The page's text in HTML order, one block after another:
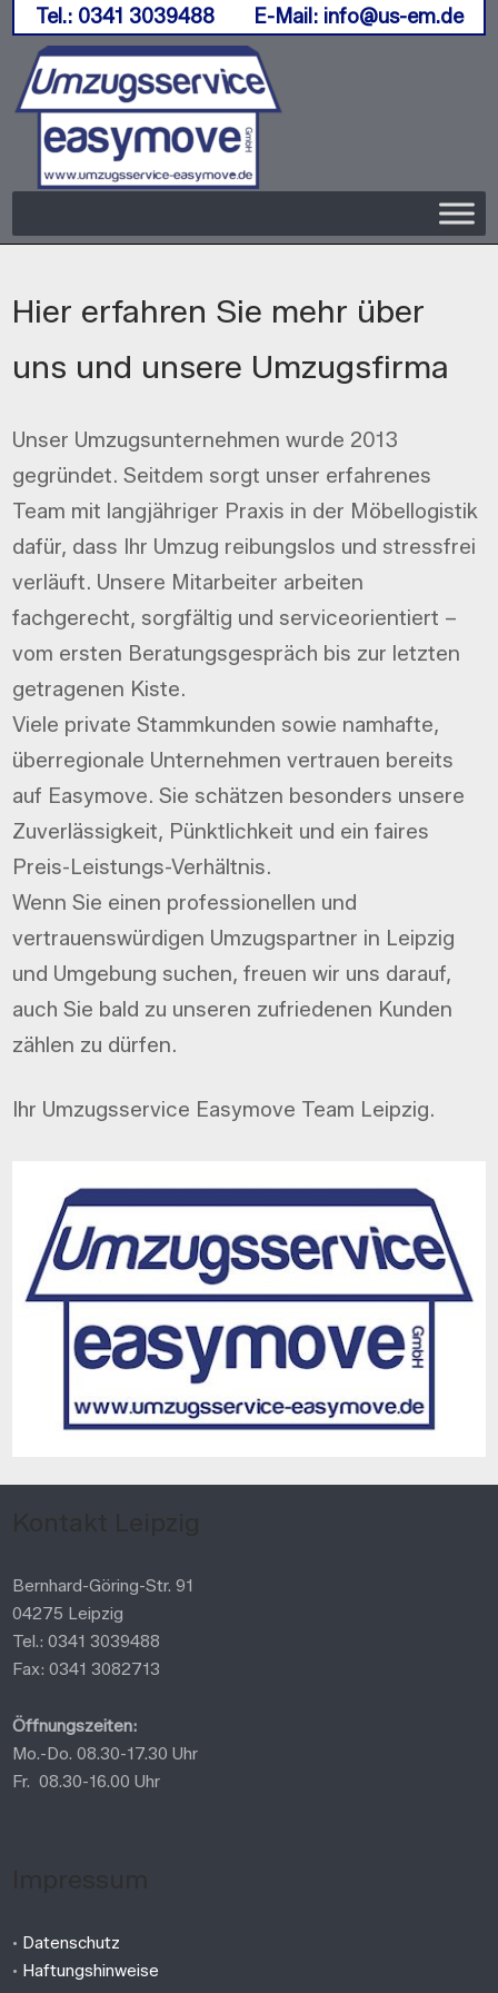
to
content
Tel.: 0341 3039488 E-Mail: info@us-em.de
Hier erfahren Sie mehr über
uns und unsere Umzugsfirma
Unser Umzugsunternehmen wurde 2013
gegründet. Seitdem sorgt unser erfahrenes
Team mit langjähriger Praxis in der Möbellogistik
dafür, dass Ihr Umzug reibungslos und stressfrei
verläuft. Unsere Mitarbeiter arbeiten
fachgerecht, sorgfältig und serviceorientiert –
vom ersten Beratungsgespräch bis zur letzten
getragenen Kiste.
Viele private Stammkunden sowie namhafte,
überregionale Unternehmen vertrauen bereits
auf Easymove. Sie schätzen besonders unsere
Zuverlässigkeit, Pünktlichkeit und ein faires
Preis-Leistungs-Verhältnis.
Wenn Sie einen professionellen und
vertrauenswürdigen Umzugspartner in Leipzig
und Umgebung suchen, freuen wir uns darauf,
auch Sie bald zu unseren zufriedenen Kunden
zählen zu dürfen.
Ihr Umzugsservice Easymove Team Leipzig.
Bernhard-Göring-Str. 91
04275 Leipzig
Tel.: 0341 3039488
Fax: 0341 3082713
Öffnungszeiten:
Mo.-Do. 08.30-17.30 Uhr
Fr. 08.30-16.00 Uhr
• Datenschutz
• Haftungshinweise